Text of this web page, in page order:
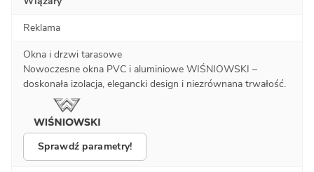
Reklama
Okna i drzwi tarasowe
Nowoczesne okna PVC i aluminiowe WIŚNIOWSKI –
doskonała izolacja, elegancki design i niezrównana trwałość.
Sprawdź parametry!